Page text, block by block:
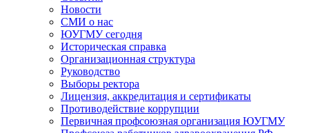
Новости
СМИ о нас
ЮУГМУ сегодня
Историческая справка
Организационная структура
Руководство
Выборы ректора
Лицензия, аккредитация и сертификаты
Противодействие коррупции
Первичная профсоюзная организация ЮУГМУ